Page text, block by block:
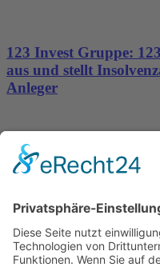
123 Invest Gruppe:
aus und stellt
Anleger
Dronus sichert sich
den Aufbau
Wichtiges
Impressum
Datenschutz